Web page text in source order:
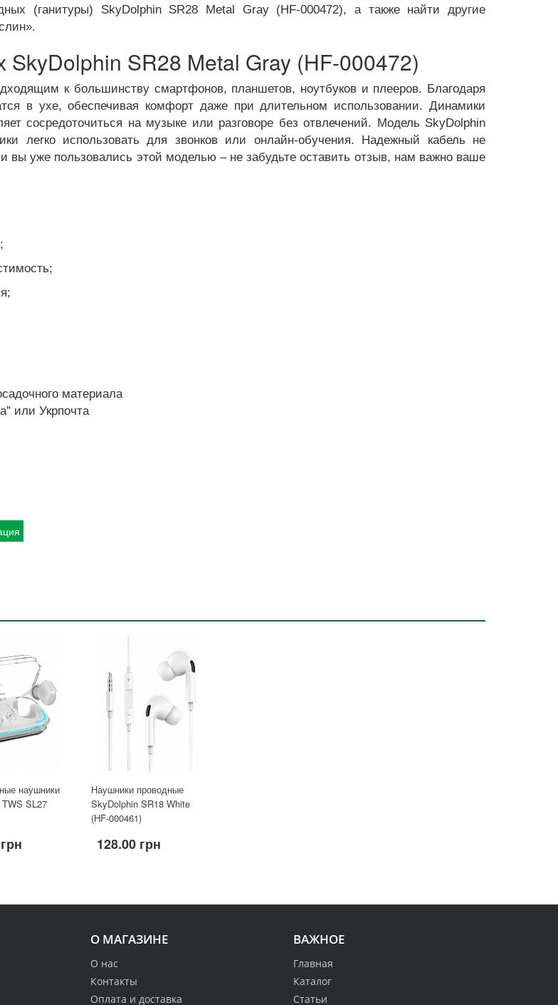
(ганитуры) SkyDolphin SR28 Metal Gray (HF-000472), а также найти другие
SR28 Metal Gray (HF-000472)
к большинству смартфонов, планшетов, ноутбуков и плееров. Благодаря
в ухе, обеспечивая комфорт даже при длительном использовании. Динамики
сосредоточиться на музыке или разговоре без отвлечений. Модель SkyDolphin
легко использовать для звонков или онлайн-обучения. Надежный кабель не
вы уже пользовались этой моделью – не забудьте оставить отзыв, нам важно ваше
материала
или Укрпочта
наушники
SL27
Наушники проводные
SkyDolphin SR18 White
(HF-000461)
128.00 грн
О МАГАЗИНЕ
О нас
Контакты
Оплата и доставка
ВАЖНОЕ
Главная
Каталог
Статьи